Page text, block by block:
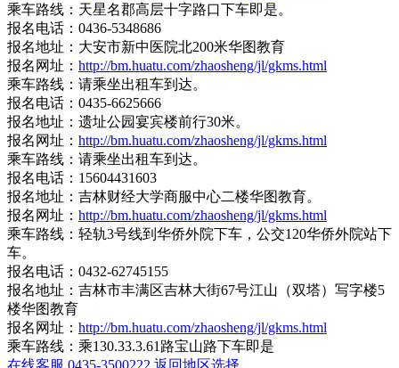
乘车路线：天星名郡高层十字路口下车即是。
报名电话：0436-5348686
报名地址：大安市新中医院北200米华图教育
报名网址： http://bm.huatu.com/zhaosheng/jl/gkms.html
乘车路线：请乘坐出租车到达。
报名电话：0435-6625666
报名地址：遗址公园宴宾楼前行30米。
报名网址： http://bm.huatu.com/zhaosheng/jl/gkms.html
乘车路线：请乘坐出租车到达。
报名电话：15604431603
报名地址：吉林财经大学商服中心二楼华图教育。
报名网址： http://bm.huatu.com/zhaosheng/jl/gkms.html
乘车路线：轻轨3号线到华侨外院下车，公交120华侨外院站下
车。
报名电话：0432-62745155
报名地址：吉林市丰满区吉林大街67号江山（双塔）写字楼5
楼华图教育
报名网址： http://bm.huatu.com/zhaosheng/jl/gkms.html
乘车路线：乘130.33.3.61路宝山路下车即是
在线客服 0435-3500222 返回地区选择